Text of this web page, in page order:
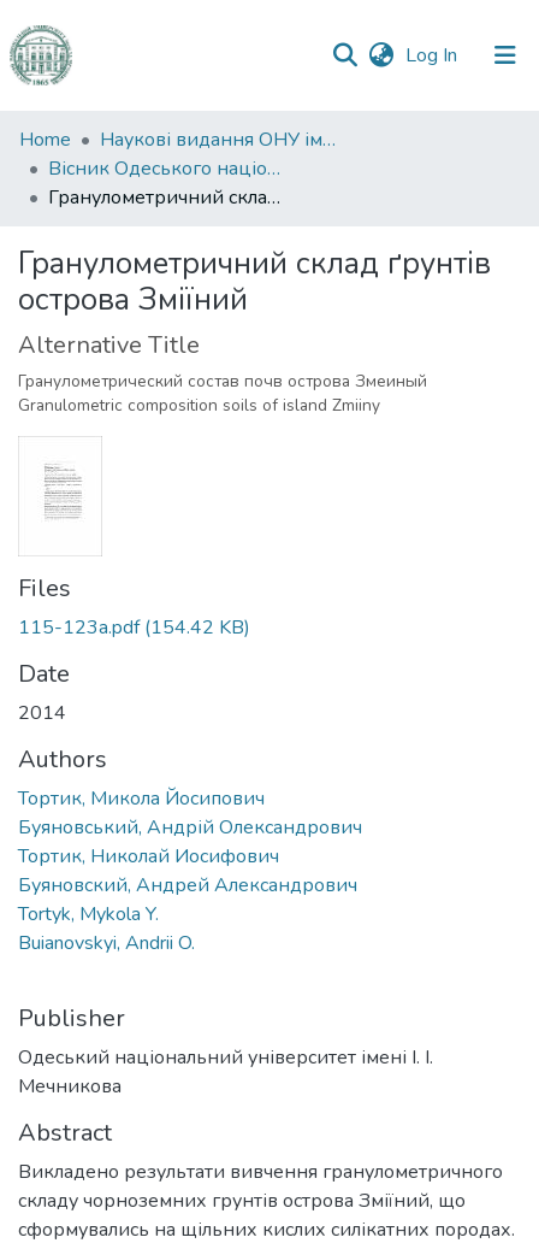
Log In (current)
Communities
&
Collections
Statistics
Home
Наукові видання ОНУ імені І. І. Мечникова
Вісник Одеського національного університету. Географічні та геологічні науки
Гранулометричний склад ґрунтів острова Зміїний
Гранулометричний склад ґрунтів
острова Зміїний
Alternative Title
Гранулометрический состав почв острова Змеиный
Granulometric composition soils of island Zmiiny
Files
115-123a.pdf(154.42 KB)
Date
2014
Authors
Тортик, Микола Йосипович
Буяновський, Андрій Олександрович
Тортик, Николай Иосифович
Буяновский, Андрей Александрович
Tortyk, Mykola Y.
Buianovskyi, Andrii O.
Publisher
Одеський національний університет імені І. І.
Мечникова
Abstract
Викладено результати вивчення гранулометричного
складу чорноземних грунтів острова Зміїний, що
сформувались на щільних кислих силікатних породах.